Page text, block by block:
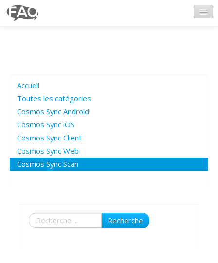
Poser une question
Questions ouvertes
Connexion
Accueil
Toutes les catégories
Cosmos Sync Android
Cosmos Sync iOS
Cosmos Sync Client
Cosmos Sync Web
Cosmos Sync Scan
Recherche